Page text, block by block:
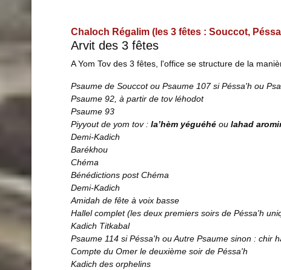
Chaloch Régalim (les 3 fêtes : Souccot,
Arvit des 3 fêtes
A Yom Tov des 3 fêtes, l'office se structure de la
Psaume de Souccot ou Psaume 107 si Péssa'h ou
Psaume 92, à partir de tovléhodot
Psaume 93
Piyyoutde yom tov : la’hèm yéguéhé ou lahad
Demi-Kadich
Barékhou
Chéma
Bénédictions post Chéma
Demi-Kadich
Amidah de fête à voix basse
Hallel complet (les deux premiers soirs de Péssa'h
Kadich Titkabal
Psaume 114 si Péssa'h ou Autre Psaume sinon : chir
Compte du Omer le deuxième soir de Péssa'h
Kadich des orphelins